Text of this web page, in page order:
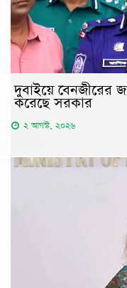
দুবাইয়ে বেনজীরের
করেছে সরকার
২ আগস্ট, ২০২৬